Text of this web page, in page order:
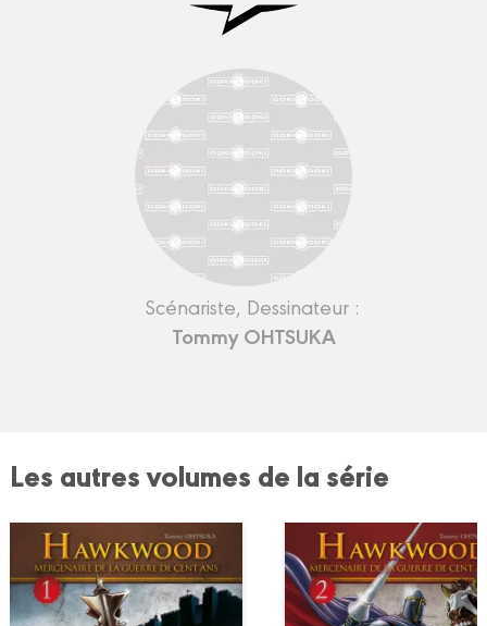
Scénariste, Dessinateur :
Tommy OHTSUKA
Les autres volumes de la série